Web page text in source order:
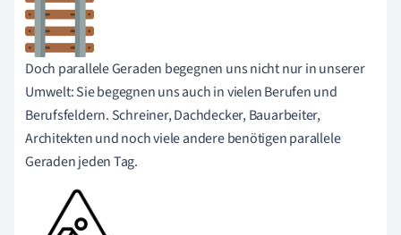
Doch parallele Geraden begegnen uns nicht nur in unserer
Umwelt: Sie begegnen uns auch in vielen Berufen und
Berufsfeldern. Schreiner, Dachdecker, Bauarbeiter,
Architekten und noch viele andere benötigen parallele
Geraden jeden Tag.